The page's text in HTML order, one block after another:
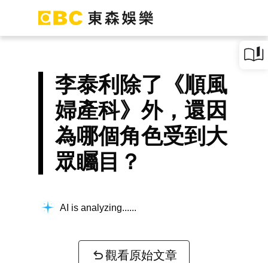
李泰利除了《順風
婦產科》外，還因
為哪個角色受到大
眾矚目？
AI is analyzing...
觀看原始文章